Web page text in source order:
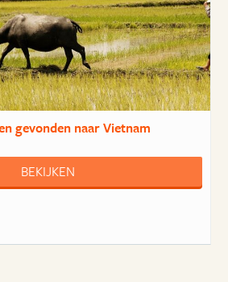
gevonden naar Vietnam
BEKIJKEN